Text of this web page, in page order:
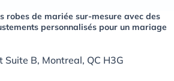
robes de mariée sur-mesure avec des
personnalisés pour un mariage
Suite B, Montreal, QC H3G